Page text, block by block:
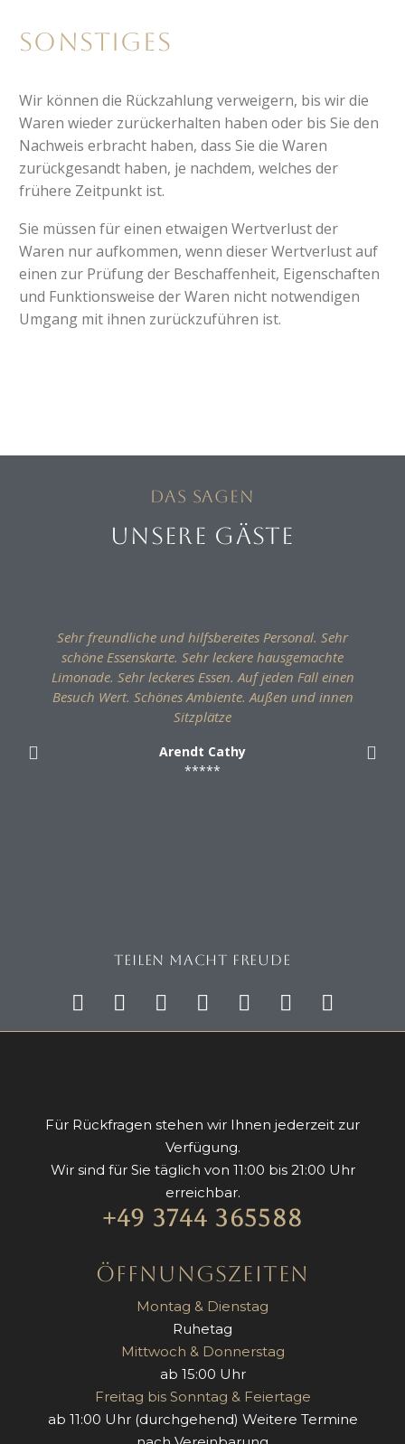
Sonstiges
Wir können die Rückzahlung verweigern, bis wir die
Waren wieder zurückerhalten haben oder bis Sie den
Nachweis erbracht haben, dass Sie die Waren
zurückgesandt haben, je nachdem, welches der
frühere Zeitpunkt ist.
Sie müssen für einen etwaigen Wertverlust der
Waren nur aufkommen, wenn dieser Wertverlust auf
einen zur Prüfung der Beschaffenheit, Eigenschaften
und Funktionsweise der Waren nicht notwendigen
Umgang mit ihnen zurückzuführen ist.
Das sagen
UNSERE GÄSTE
Sehr freundliche und hilfsbereites Personal. Sehr
schöne Essenskarte. Sehr leckere hausgemachte
Limonade. Sehr leckeres Essen. Auf jeden Fall einen
Besuch Wert. Schönes Ambiente. Außen und innen
Sitzplätze
Arendt Cathy
*****
Teilen macht Freude
Für Rückfragen stehen wir Ihnen jederzeit zur
Verfügung.
Wir sind für Sie täglich von 11:00 bis 21:00 Uhr
erreichbar.
+49 3744 365588
Öffnungszeiten
Montag & Dienstag
Ruhetag
Mittwoch & Donnerstag
ab 15:00 Uhr
Freitag bis Sonntag & Feiertage
ab 11:00 Uhr (durchgehend) Weitere Termine